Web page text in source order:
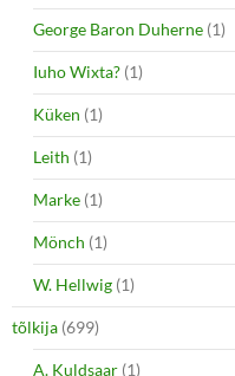
George Baron Duherne (1)
Iuho Wixta? (1)
Küken (1)
Leith (1)
Marke (1)
Mönch (1)
W. Hellwig (1)
tõlkija (699)
A. Kuldsaar (1)